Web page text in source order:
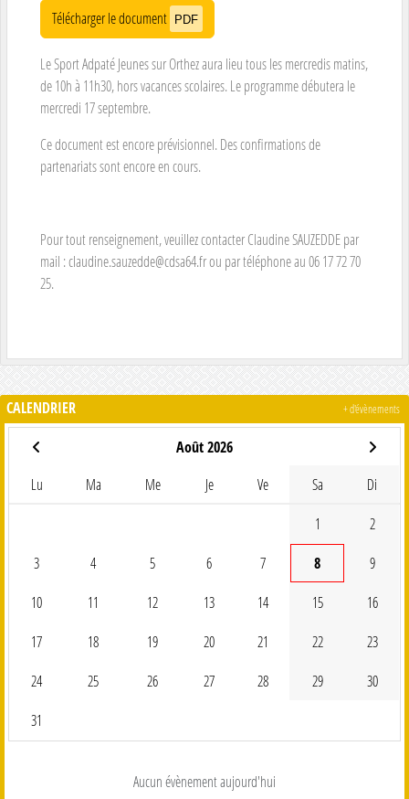
Télécharger le document PDF
Le Sport Adpaté Jeunes sur Orthez aura lieu tous les mercredis matins,
de 10h à 11h30, hors vacances scolaires. Le programme débutera le
mercredi 17 septembre.
Ce document est encore prévisionnel. Des confirmations de
partenariats sont encore en cours.
Pour tout renseignement, veuillez contacter Claudine SAUZEDDE par
mail : claudine.sauzedde@cdsa64.fr ou par téléphone au 06 17 72 70
25.
CALENDRIER
Août 2026
Lu Ma Me Je Ve Sa Di
1 2
3 4 5 6 7 8 9
10 11 12 13 14 15 16
17 18 19 20 21 22 23
24 25 26 27 28 29 30
31
Aucun évènement aujourd'hui
+ d'évènements